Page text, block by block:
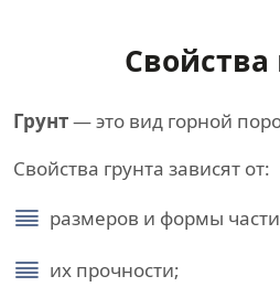
Свойства
Грунт— это вид горной
Свойства грунта зависят от:
размеров и формы
их прочности;